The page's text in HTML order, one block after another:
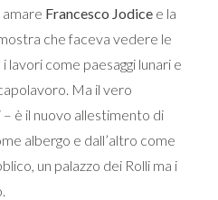
Francesco Jodice e la
che faceva vedere le
come paesaggi lunari e
Ma il vero
è il nuovo allestimento di
albergo e dall’altro come
un palazzo dei Rolli ma i